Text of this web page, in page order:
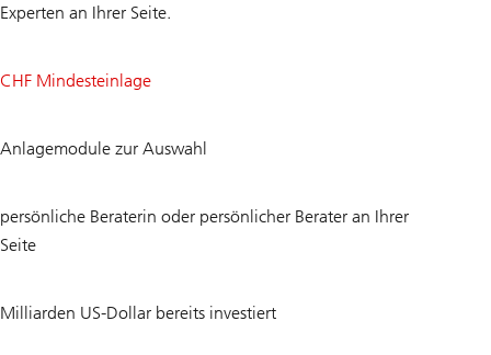
Experten an Ihrer Seite.
K
CHF Mindesteinlage
Anlagemodule zur Auswahl
persönliche Beraterin oder persönlicher Berater an Ihrer
Seite
~
Milliarden US-Dollar bereits investiert